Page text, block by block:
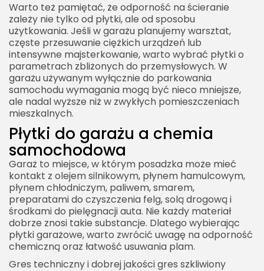
Warto też pamiętać, że odporność na ścieranie
zależy nie tylko od płytki, ale od sposobu
użytkowania. Jeśli w garażu planujemy warsztat,
częste przesuwanie ciężkich urządzeń lub
intensywne majsterkowanie, warto wybrać płytki o
parametrach zbliżonych do przemysłowych. W
garażu używanym wyłącznie do parkowania
samochodu wymagania mogą być nieco mniejsze,
ale nadal wyższe niż w zwykłych pomieszczeniach
mieszkalnych.
Płytki do garażu a chemia
samochodowa
Garaż to miejsce, w którym posadzka może mieć
kontakt z olejem silnikowym, płynem hamulcowym,
płynem chłodniczym, paliwem, smarem,
preparatami do czyszczenia felg, solą drogową i
środkami do pielęgnacji auta. Nie każdy materiał
dobrze znosi takie substancje. Dlatego wybierając
płytki garażowe, warto zwrócić uwagę na odporność
chemiczną oraz łatwość usuwania plam.
Gres techniczny i dobrej jakości gres szkliwiony